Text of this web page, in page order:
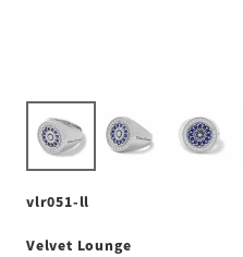
vlr051-ll
Velvet Lounge